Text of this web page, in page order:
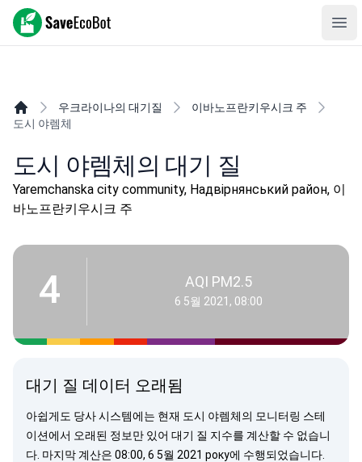
SaveEcoBot
우크라이나의 대기질
이바노프란키우시크 주
도시 야렘체
도시 야렘체의 대기 질
Yaremchanska city community, Надвірнянський район, 이
바노프란키우시크 주
4 AQI PM2.5
6 5월 2021, 08:00
대기 질 데이터 오래됨
아쉽게도 당사 시스템에는 현재 도시 야렘체의 모니터링 스테
이션에서 오래된 정보만 있어 대기 질 지수를 계산할 수 없습니
다. 마지막 계산은 08:00, 6 5월 2021 року에 수행되었습니다.